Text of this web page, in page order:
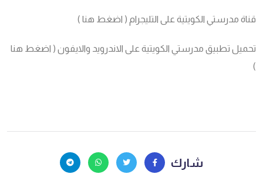
قناة مدرستي الكويتية على التليجرام ( اضغط هنا )
تحميل تطبيق مدرستي الكويتية على الاندرويد والايفون ( اضغط هنا
)
شارك